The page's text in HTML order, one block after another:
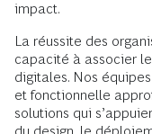
impact.
La réussite des
capacité à associer
digitales. Nos
et fonctionnelle
solutions qui